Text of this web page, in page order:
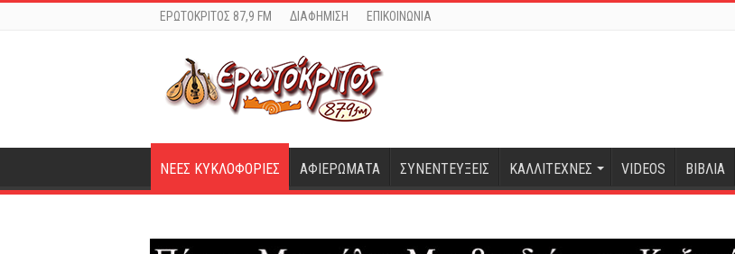
ΕΡΩΤΟΚΡΙΤΟΣ 87,9 FM ΔΙΑΦΗΜΙΣΗ ΕΠΙΚΟΙΝΩΝΙΑ
ΝΕΕΣ ΚΥΚΛΟΦΟΡΙΕΣ ΑΦΙΕΡΩΜΑΤΑ ΣΥΝΕΝΤΕΥΞΕΙΣ ΚΑΛΛΙΤΕΧΝΕΣ VIDEOS ΒΙΒΛΙΑ